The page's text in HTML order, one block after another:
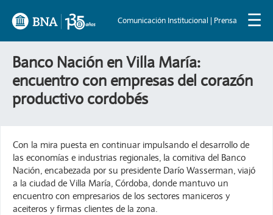
Comunicación Institucional | Prensa ☰
Banco Nación en Villa María:
encuentro con empresas del corazón
productivo cordobés
Con la mira puesta en continuar impulsando el desarrollo de
las economías e industrias regionales, la comitiva del Banco
Nación, encabezada por su presidente Darío Wasserman, viajó
a la ciudad de Villa María, Córdoba, donde mantuvo un
encuentro con empresarios de los sectores maniceros y
aceiteros y firmas clientes de la zona.